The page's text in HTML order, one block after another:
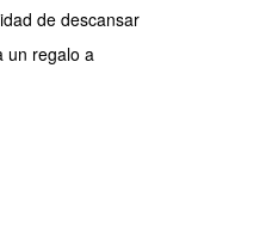
de descansar
un regalo a